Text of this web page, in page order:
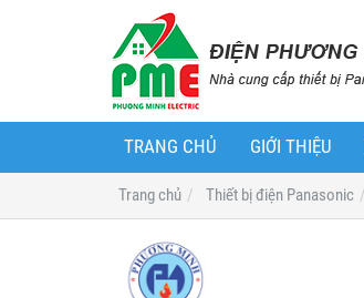
TRANG CHỦ GIỚI THIỆU
Trang chủ Thiết bị điện Panasonic